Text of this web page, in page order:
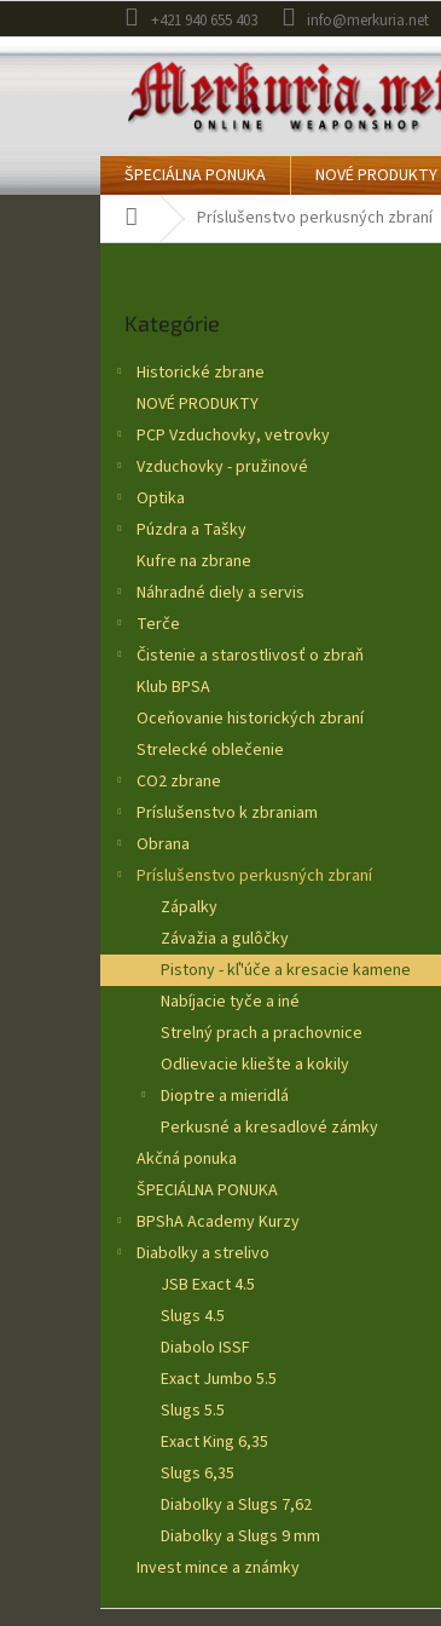
na
obsah
+421 940 655 403 info@merkuria.net
ŠPECIÁLNA PONUKA NOVÉ PRODUKTY
DomovPríslušenstvo perkusných zbraní
kategórie
Kategórie
Historické zbrane
NOVÉ PRODUKTY
PCP Vzduchovky, vetrovky
Vzduchovky - pružinové
Optika
Púzdra a Tašky
Kufre na zbrane
Náhradné diely a servis
Terče
Čistenie a starostlivosť o zbraň
Klub BPSA
Oceňovanie historických zbraní
Strelecké oblečenie
CO2 zbrane
Príslušenstvo k zbraniam
Obrana
Príslušenstvo perkusných zbraní
Zápalky
Závažia a gulôčky
Pistony - kľ'úče a kresacie kamene
Nabíjacie tyče a iné
Strelný prach a prachovnice
Odlievacie kliešte a kokily
Dioptre a mieridlá
Perkusné a kresadlové zámky
Akčná ponuka
ŠPECIÁLNA PONUKA
BPShA Academy Kurzy
Diabolky a strelivo
JSB Exact 4.5
Slugs 4.5
Diabolo ISSF
Exact Jumbo 5.5
Slugs 5.5
Exact King 6,35
Slugs 6,35
Diabolky a Slugs 7,62
Diabolky a Slugs 9 mm
Invest mince a známky